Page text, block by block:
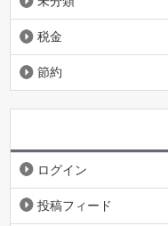
税金
節約
ログイン
投稿フィード